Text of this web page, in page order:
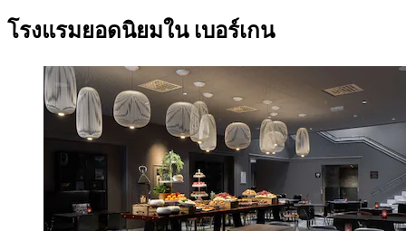
โรงแรมยอดนิยมใน เบอร์เกน